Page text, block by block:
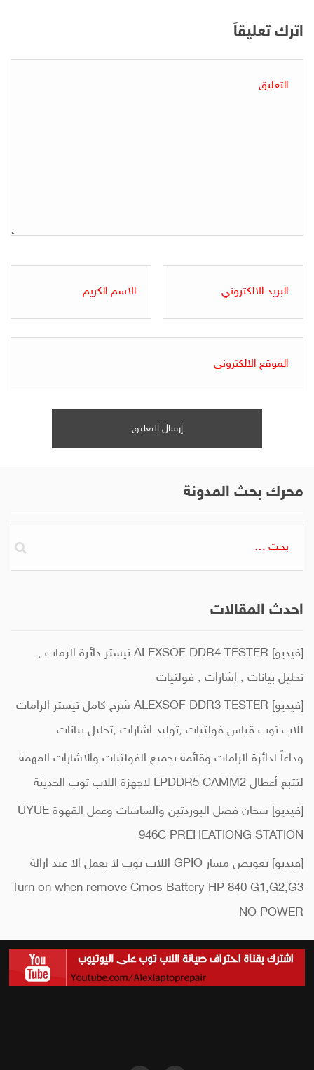
اترك تعليقاً
محرك بحث المدونة
احدث المقالات
[فيديو] ALEXSOF DDR4 TESTER تيستر دائرة الرمات ,
تحليل بيانات , إشارات , فولتيات
[فيديو] ALEXSOF DDR3 TESTER شرح كامل تيستر الرامات
للاب توب قياس فولتيات ,توليد اشارات ,تحليل بيانات
وداعاً لدائرة الرامات وقائمة بجميع الفولتيات والاشارات المهمة
لتتبع أعطال LPDDR5 CAMM2 لاجهزة اللاب توب الحديثة
[فيديو] سخان فصل البوردتين والشاشات وعمل القهوة UYUE
946C PREHEATIONG STATION
[فيديو] تعويض مسار GPIO اللاب توب لا يعمل الا عند ازالة
Turn on when remove Cmos Battery HP 840 G1,G2,G3
NO POWER